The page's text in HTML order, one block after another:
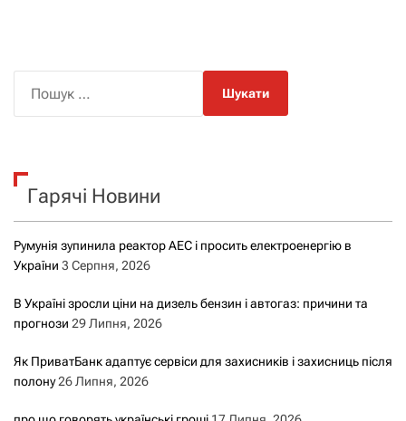
к
Гарячі Новини
Румунія зупинила реактор АЕС і просить електроенергію в
України 3 Серпня, 2026
В Україні зросли ціни на дизель бензин і автогаз: причини та
прогнози 29 Липня, 2026
Як ПриватБанк адаптує сервіси для захисників і захисниць після
полону26 Липня, 2026